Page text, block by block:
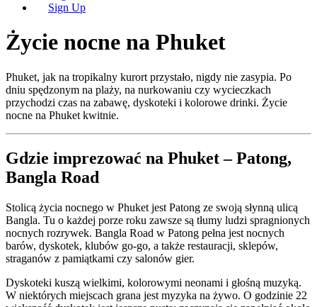
Sign Up
Życie nocne na Phuket
Phuket, jak na tropikalny kurort przystało, nigdy nie zasypia. Po
dniu spędzonym na plaży, na nurkowaniu czy wycieczkach
przychodzi czas na zabawę, dyskoteki i kolorowe drinki. Życie
nocne na Phuket kwitnie.
Gdzie imprezować na Phuket – Patong,
Bangla Road
Stolicą życia nocnego w Phuket jest Patong ze swoją słynną ulicą
Bangla. Tu o każdej porze roku zawsze są tłumy ludzi spragnionych
nocnych rozrywek. Bangla Road w Patong pełna jest nocnych
barów, dyskotek, klubów go-go, a także restauracji, sklepów,
straganów z pamiątkami czy salonów gier.
Dyskoteki kuszą wielkimi, kolorowymi neonami i głośną muzyką.
W niektórych miejscach grana jest myzyka na żywo. O godzinie 22